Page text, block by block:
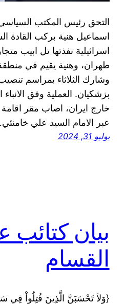
التحق رئيس المكتب
اسماعيل هنية بركب القادة
اسرائيلية نفذتها تل ابيب
طهران، وهنية يقيم في منطقة
وشارك الثلاثاء بمراسم
بزشكيان. العملية وفق
خارج ايران، اصاب مقر
عبر الامام السيد علي
يوليو 31, 2024
بيان كتائب
القسام
{وَلاَ تَحْسَبَنَّ الَّذِينَ قُتِلُواْ فِي